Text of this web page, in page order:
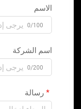
الاسم
0/100
اسم الشركة
0/200
رسالة